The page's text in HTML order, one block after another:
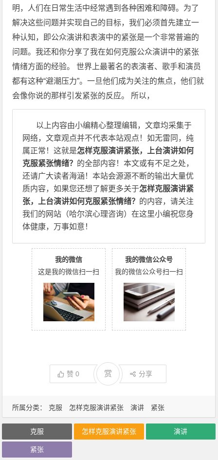
所属分类： 克服 怎样克服演讲紧张 演讲 紧张
明，人们在日常生活中经常遇到各种困难和障碍。为了
解决这些问题并实现自己的目标，我们必须首先建立一
种认知，即公众演讲和表演中的紧张是一个非常普遍的
问题。我还和你分享了我在如何克服公众演讲中的紧张
情绪方面的经验。 世界上最著名的表演者、歌手和演员
都有这种“避潮压力”。一旦他们成为关注的焦点，他们就
会像你说的那样引发紧张的反应。 所以，
以上内容由小编精心整理编辑，文章均采集于
网络，文章观点并不代表本站观点！如无雷同，纯
属正常！这就是怎样克服演讲紧张，上台演讲如何
克服紧张情绪？ 的全部内容！本文或有不足之处，
还请广大读者海涵！本站会源源不断的输出大量优
质内容，如果您还想了解更多关于怎样克服演讲紧
张，上台演讲如何克服紧张情绪？ 的内容，请关注
我们的网站（哈尔滨心理咨询）在这里小编祝您身
体健康，万事如意！
我的微信
这是我的微信扫一扫
我的微信公众号
我的微信公众号扫一扫
赞0 赏 分享
克服 怎样克服演讲紧张 演讲
紧张